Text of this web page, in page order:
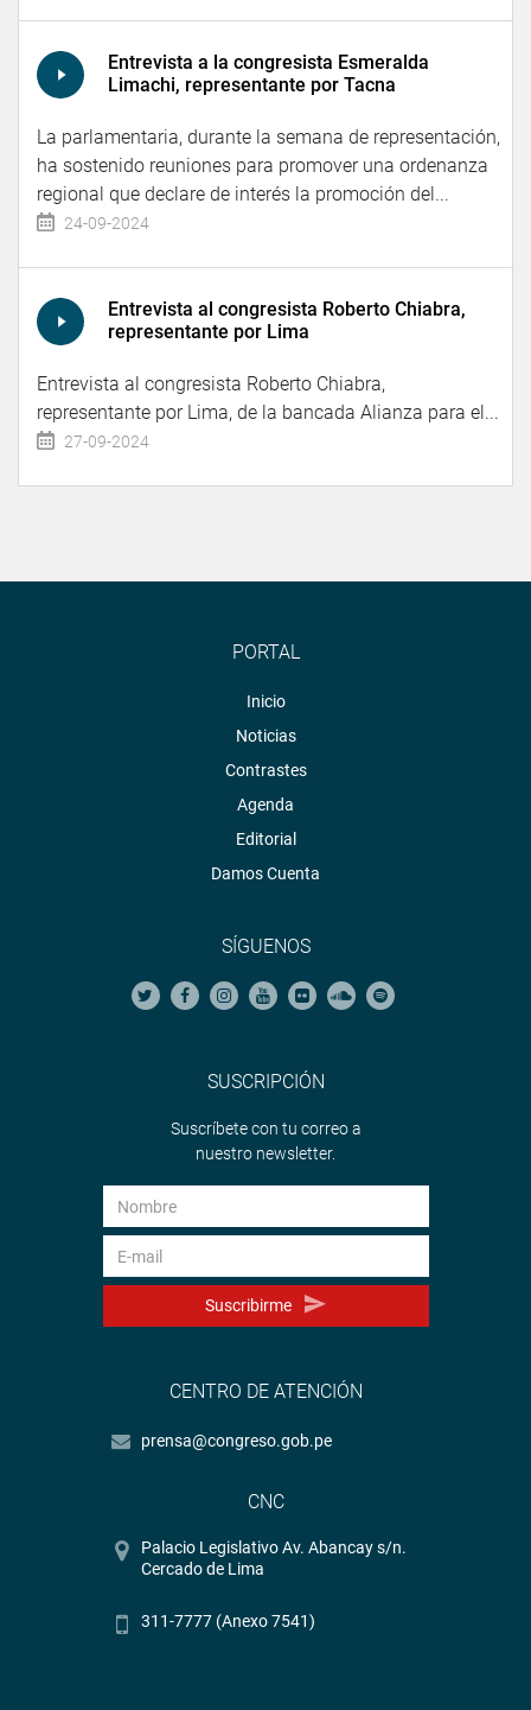
Entrevista a la congresista Esmeralda
Limachi, representante por Tacna
La parlamentaria, durante la semana de representación,
ha sostenido reuniones para promover una ordenanza
regional que declare de interés la promoción del...
24-09-2024
Entrevista al congresista Roberto Chiabra,
representante por Lima
Entrevista al congresista Roberto Chiabra,
representante por Lima, de la bancada Alianza para el...
27-09-2024
PORTAL
Inicio
Noticias
Contrastes
Agenda
Editorial
Damos Cuenta
SÍGUENOS
SUSCRIPCIÓN
Suscríbete con tu correo a
nuestro newsletter.
Suscribirme
CENTRO DE ATENCIÓN
prensa@congreso.gob.pe
CNC
Palacio Legislativo Av. Abancay s/n.
Cercado de Lima
311-7777 (Anexo 7541)